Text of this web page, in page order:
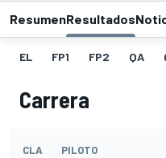
ResumenResultados
EL FP1 FP2 QA
Carrera
CLA PILOTO